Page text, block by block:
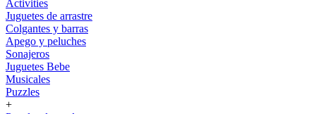
Activities
Juguetes de arrastre
Colgantes y barras
Apego y peluches
Sonajeros
Juguetes Bebe
Musicales
Puzzles
+